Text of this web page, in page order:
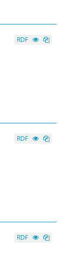
RDF
RDF
RDF